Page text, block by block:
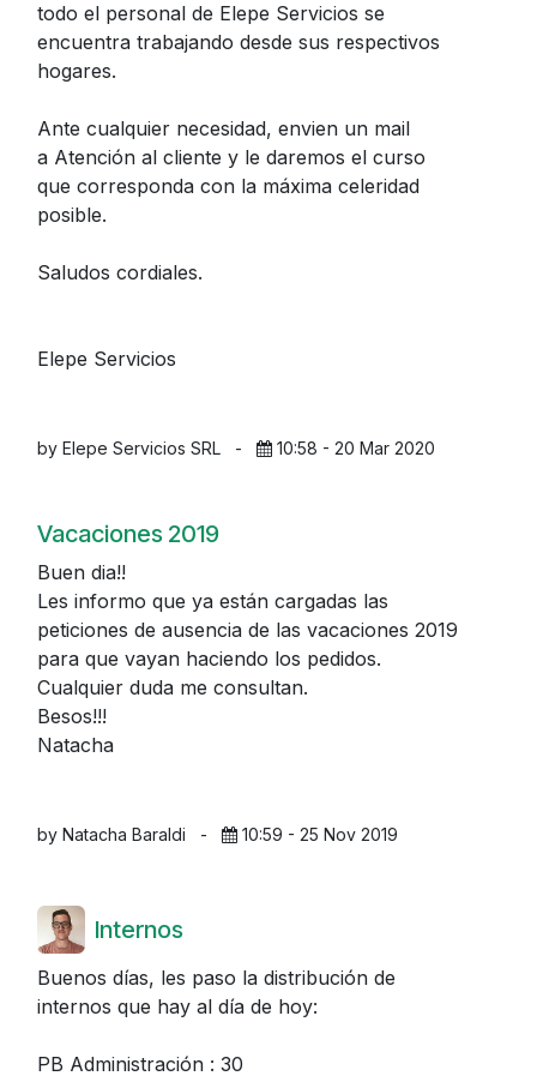
todo el personal de Elepe Servicios se
encuentra trabajando desde sus respectivos
hogares.
Ante cualquier necesidad, envien un mail
a Atención al cliente y le daremos el curso
que corresponda con la máxima celeridad
posible.
Saludos cordiales.
Elepe Servicios
by Elepe Servicios SRL - 10:58 - 20 Mar 2020
Vacaciones 2019
Buen dia!!
Les informo que ya están cargadas las
peticiones de ausencia de las vacaciones 2019
para que vayan haciendo los pedidos.
Cualquier duda me consultan.
Besos!!!
Natacha
by Natacha Baraldi - 10:59 - 25 Nov 2019
Internos
Buenos días, les paso la distribución de
internos que hay al día de hoy:
PB Administración : 30